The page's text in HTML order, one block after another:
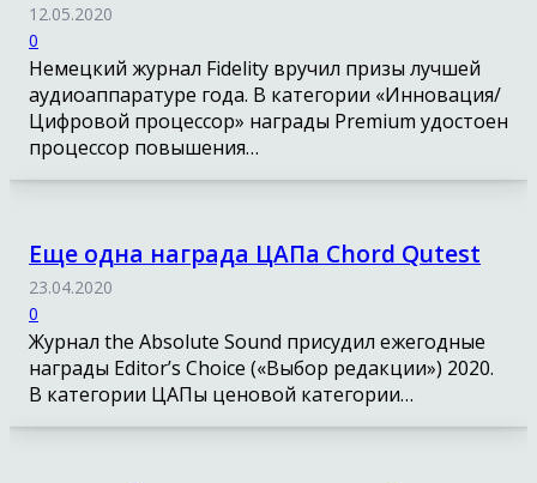
12.05.2020
0
Немецкий журнал Fidelity вручил призы лучшей
аудиоаппаратуре года. В категории «Инновация/
Цифровой процессор» награды Premium удостоен
процессор повышения…
Еще одна награда ЦАПа Chord Qutest
23.04.2020
0
Журнал the Absolute Sound присудил ежегодные
награды Editor’s Choice («Выбор редакции») 2020.
В категории ЦАПы ценовой категории…